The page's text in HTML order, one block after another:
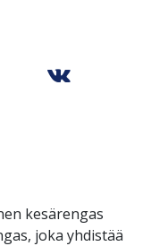
kesärengas
joka yhdistää